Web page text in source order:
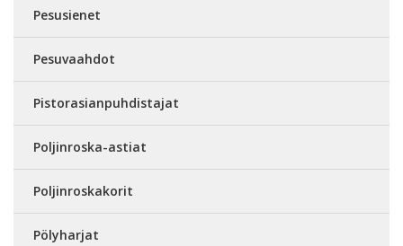
Pesusienet
Pesuvaahdot
Pistorasianpuhdistajat
Poljinroska-astiat
Poljinroskakorit
Pölyharjat